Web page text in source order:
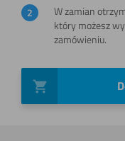
Gięcia (na
W zamian
który możesz
zamówieniu.